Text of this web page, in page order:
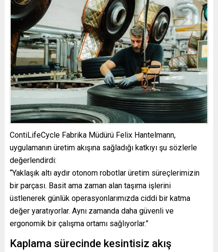
ContiLifeCycle Fabrika Müdürü Felix Hantelmann,
uygulamanın üretim akışına sağladığı katkıyı şu sözlerle
değerlendirdi:
“Yaklaşık altı aydır otonom robotlar üretim süreçlerimizin
bir parçası. Basit ama zaman alan taşıma işlerini
üstlenerek günlük operasyonlarımızda ciddi bir katma
değer yaratıyorlar. Aynı zamanda daha güvenli ve
ergonomik bir çalışma ortamı sağlıyorlar.”
Kaplama sürecinde kesintisiz akış